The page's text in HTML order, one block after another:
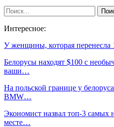
Интересное:
У женщины, которая
Белорусы находят $100 с
ваши…
На польской границе у
BMW…
Экономист назвал топ-3
месте…